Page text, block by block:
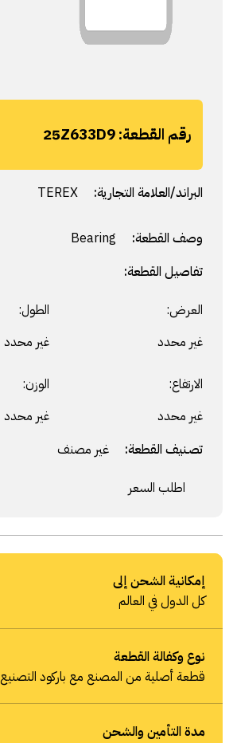
رقم القطعة:25Z633D9
البراند/العلامة التجارية: TEREX
وصف القطعة:
تفاصيل القطعة:
العرض:
غير محدد
الطول:
غير محدد
الارتفاع:
غير محدد
الوزن:
غير محدد
تصنيف القطعة: غير مصنف
اطلب السعر
إمكانية الشحن إلى
كل الدول في العالم
نوع وكفالة القطعة
قطعة أصلية من المصنع مع باركود التصنيع
مدة التأمين والشحن